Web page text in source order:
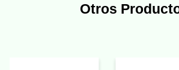
Otros